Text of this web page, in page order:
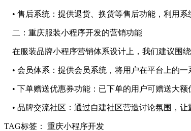
• 售后系统：提供退货、换货等售后功能，利用系
二：重庆服装小程序开发的营销功能
在服装品牌小程序营销体系设计上，我们建议围
• 会员体系：提供会员系统，将用户在平台上的一
• 下单赠送优惠券功能：已下单的用户可赠送大额
• 品牌交流社区：通过自建社区营造讨论氛围，让
TAG标签：
重庆小程序开发